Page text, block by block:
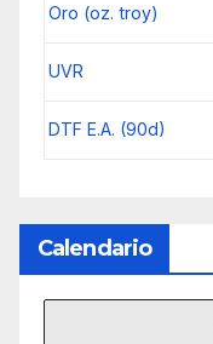
Oro (oz. troy)
UVR
DTF E.A. (90d)
Calendario